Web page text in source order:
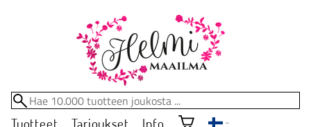
Tuotteet Tarjoukset Info